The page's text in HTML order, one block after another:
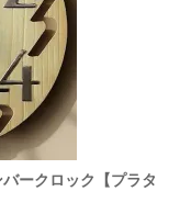
ークロック【プラタ